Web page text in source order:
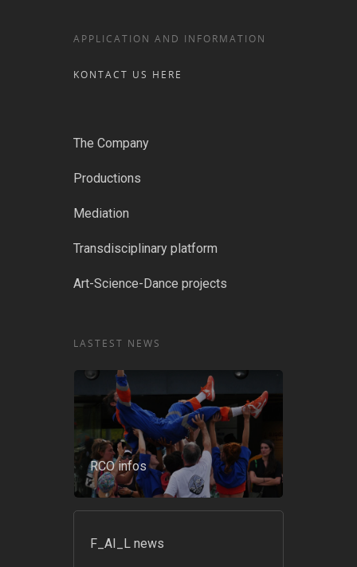
APPLICATION AND INFORMATION
KONTACT US HERE
The Company
Productions
Mediation
Transdisciplinary platform
Art-Science-Dance projects
LASTEST NEWS
RCO infos
F_AI_L news